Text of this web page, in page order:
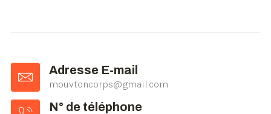
Adresse E-mail
mouvtoncorps@gmail.com
N° de téléphone